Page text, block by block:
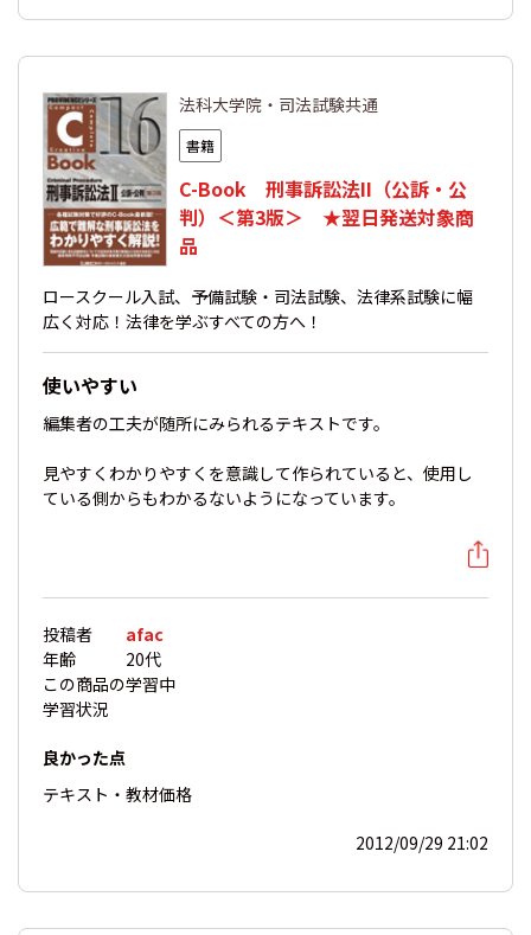
法科大学院・司法試験共通
書籍
C-Book 刑事訴訟法II（公訴・公
判）＜第3版＞ ★翌日発送対象商
品
ロースクール入試、予備試験・司法試験、法律系試験に幅
広く対応！法律を学ぶすべての方へ！
使いやすい
編集者の工夫が随所にみられるテキストです。
見やすくわかりやすくを意識して作られていると、使用し
ている側からもわかるないようになっています。
投稿者
afac
年齢
20代
この商品の
学習状況
学習中
良かった点
テキスト・教材価格
2012/09/29 21:02